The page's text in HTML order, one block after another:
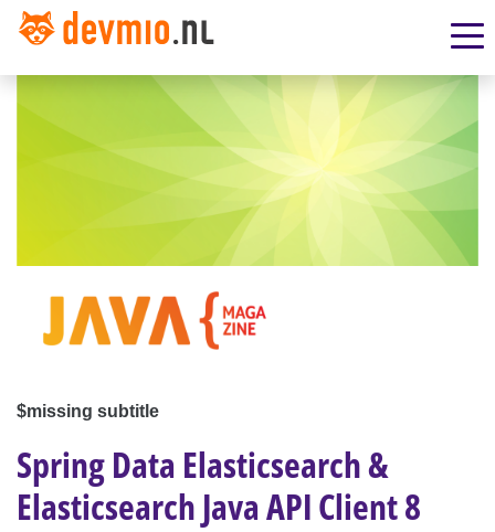
$missing subtitle
Spring Data Elasticsearch &
Elasticsearch Java API Client 8